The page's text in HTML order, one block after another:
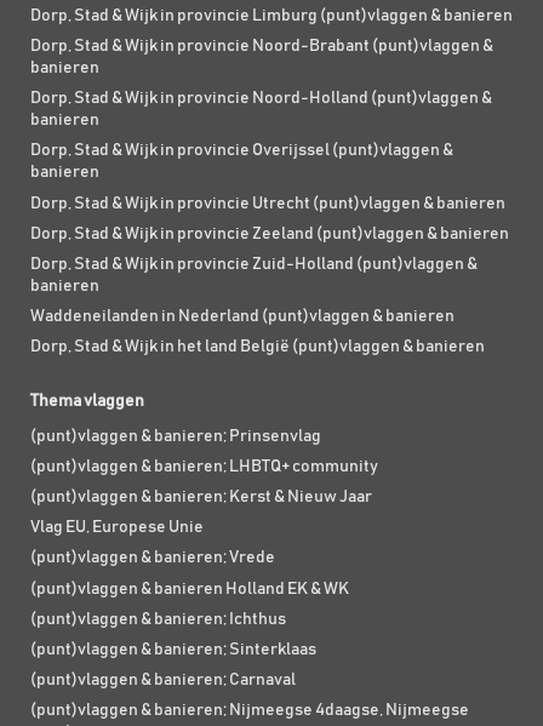
Dorp, Stad & Wijk in provincie Limburg (punt)vlaggen & banieren
Dorp, Stad & Wijk in provincie Noord-Brabant (punt)vlaggen &
banieren
Dorp, Stad & Wijk in provincie Noord-Holland (punt)vlaggen &
banieren
Dorp, Stad & Wijk in provincie Overijssel (punt)vlaggen &
banieren
Dorp, Stad & Wijk in provincie Utrecht (punt)vlaggen & banieren
Dorp, Stad & Wijk in provincie Zeeland (punt)vlaggen & banieren
Dorp, Stad & Wijk in provincie Zuid-Holland (punt)vlaggen &
banieren
Waddeneilanden in Nederland (punt)vlaggen & banieren
Dorp, Stad & Wijk in het land België (punt)vlaggen & banieren
Thema vlaggen
(punt)vlaggen & banieren; Prinsenvlag
(punt)vlaggen & banieren; LHBTQ+ community
(punt)vlaggen & banieren; Kerst & Nieuw Jaar
Vlag EU, Europese Unie
(punt)vlaggen & banieren; Vrede
(punt)vlaggen & banieren Holland EK & WK
(punt)vlaggen & banieren; Ichthus
(punt)vlaggen & banieren; Sinterklaas
(punt)vlaggen & banieren; Carnaval
(punt)vlaggen & banieren; Nijmeegse 4daagse, Nijmeegse